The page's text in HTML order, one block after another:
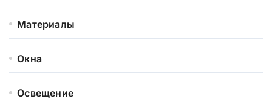
Материалы
Окна
Освещение